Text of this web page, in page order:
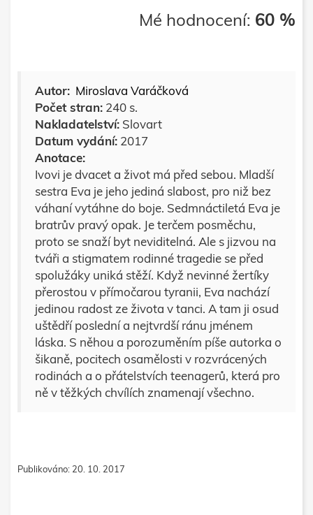
Mé hodnocení: 60 %
Autor: Miroslava Varáčková
Počet stran: 240 s.
Nakladatelství: Slovart
Datum vydání: 2017
Anotace:
Ivovi je dvacet a život má před sebou. Mladší
sestra Eva je jeho jediná slabost, pro niž bez
váhaní vytáhne do boje. Sedmnáctiletá Eva je
bratrův pravý opak. Je terčem posměchu,
proto se snaží byt neviditelná. Ale s jizvou na
tváři a stigmatem rodinné tragedie se před
spolužáky uniká stěží. Když nevinné žertíky
přerostou v přímočarou tyranii, Eva nachází
jedinou radost ze života v tanci. A tam ji osud
uštědří poslední a nejtvrdší ránu jménem
láska. S něhou a porozuměním píše autorka o
šikaně, pocitech osamělosti v rozvrácených
rodinách a o přátelstvích teenagerů, která pro
ně v těžkých chvílích znamenají všechno.
Publikováno: 20. 10. 2017